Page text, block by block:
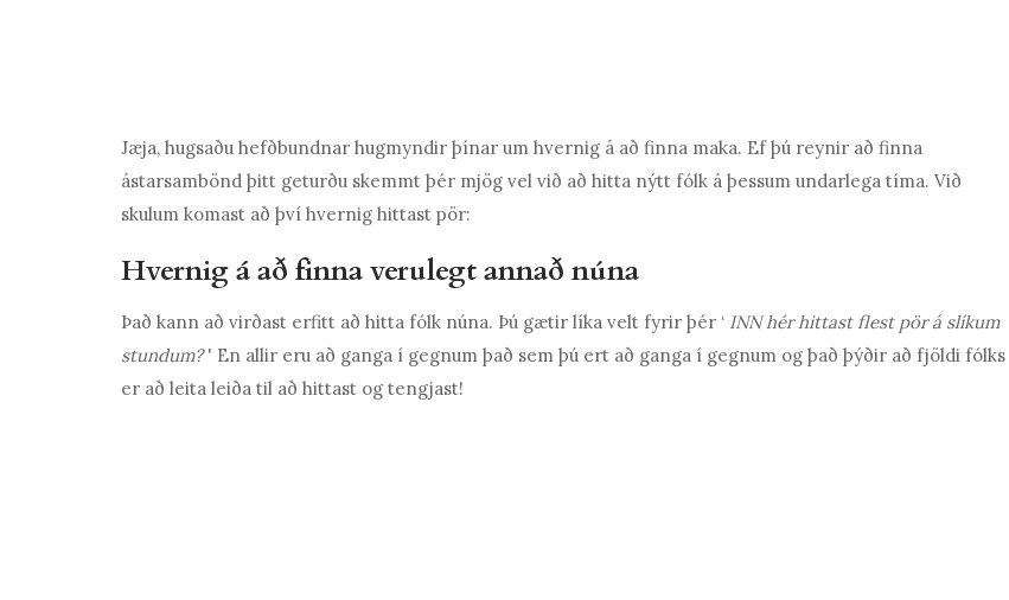
Jæja, hugsaðu hefðbundnar hugmyndir þínar um hvernig á að finna maka. Ef þú reynir að finna
ástarsambönd þitt geturðu skemmt þér mjög vel við að hitta nýtt fólk á þessum undarlega tíma. Við
skulum komast að því hvernig hittast pör:
Hvernig á að finna verulegt annað núna
Það kann að virðast erfitt að hitta fólk núna. Þú gætir líka velt fyrir þér ‘ INN hér hittast flest pör á slíkum
stundum? ' En allir eru að ganga í gegnum það sem þú ert að ganga í gegnum og það þýðir að fjöldi fólks
er að leita leiða til að hittast og tengjast!